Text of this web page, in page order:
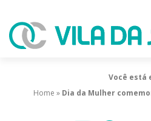
Você está
Home » Dia da Mulher